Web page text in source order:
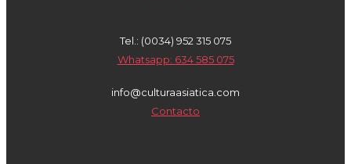
Tel.: (0034) 952 315 075
Whatsapp: 634 585 075
info@culturaasiatica.com
Contacto